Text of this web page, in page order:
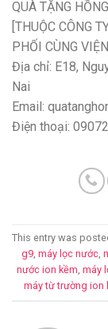
QUÀ TẶNG
[THUỘC CÔNG
PHỐI CÙNG
Địa chỉ: E18,
Nai
Email:
Điện thoại:
This entry was
g9, máy lọc nước,
nước ion kềm, máy
máy từ trường ion